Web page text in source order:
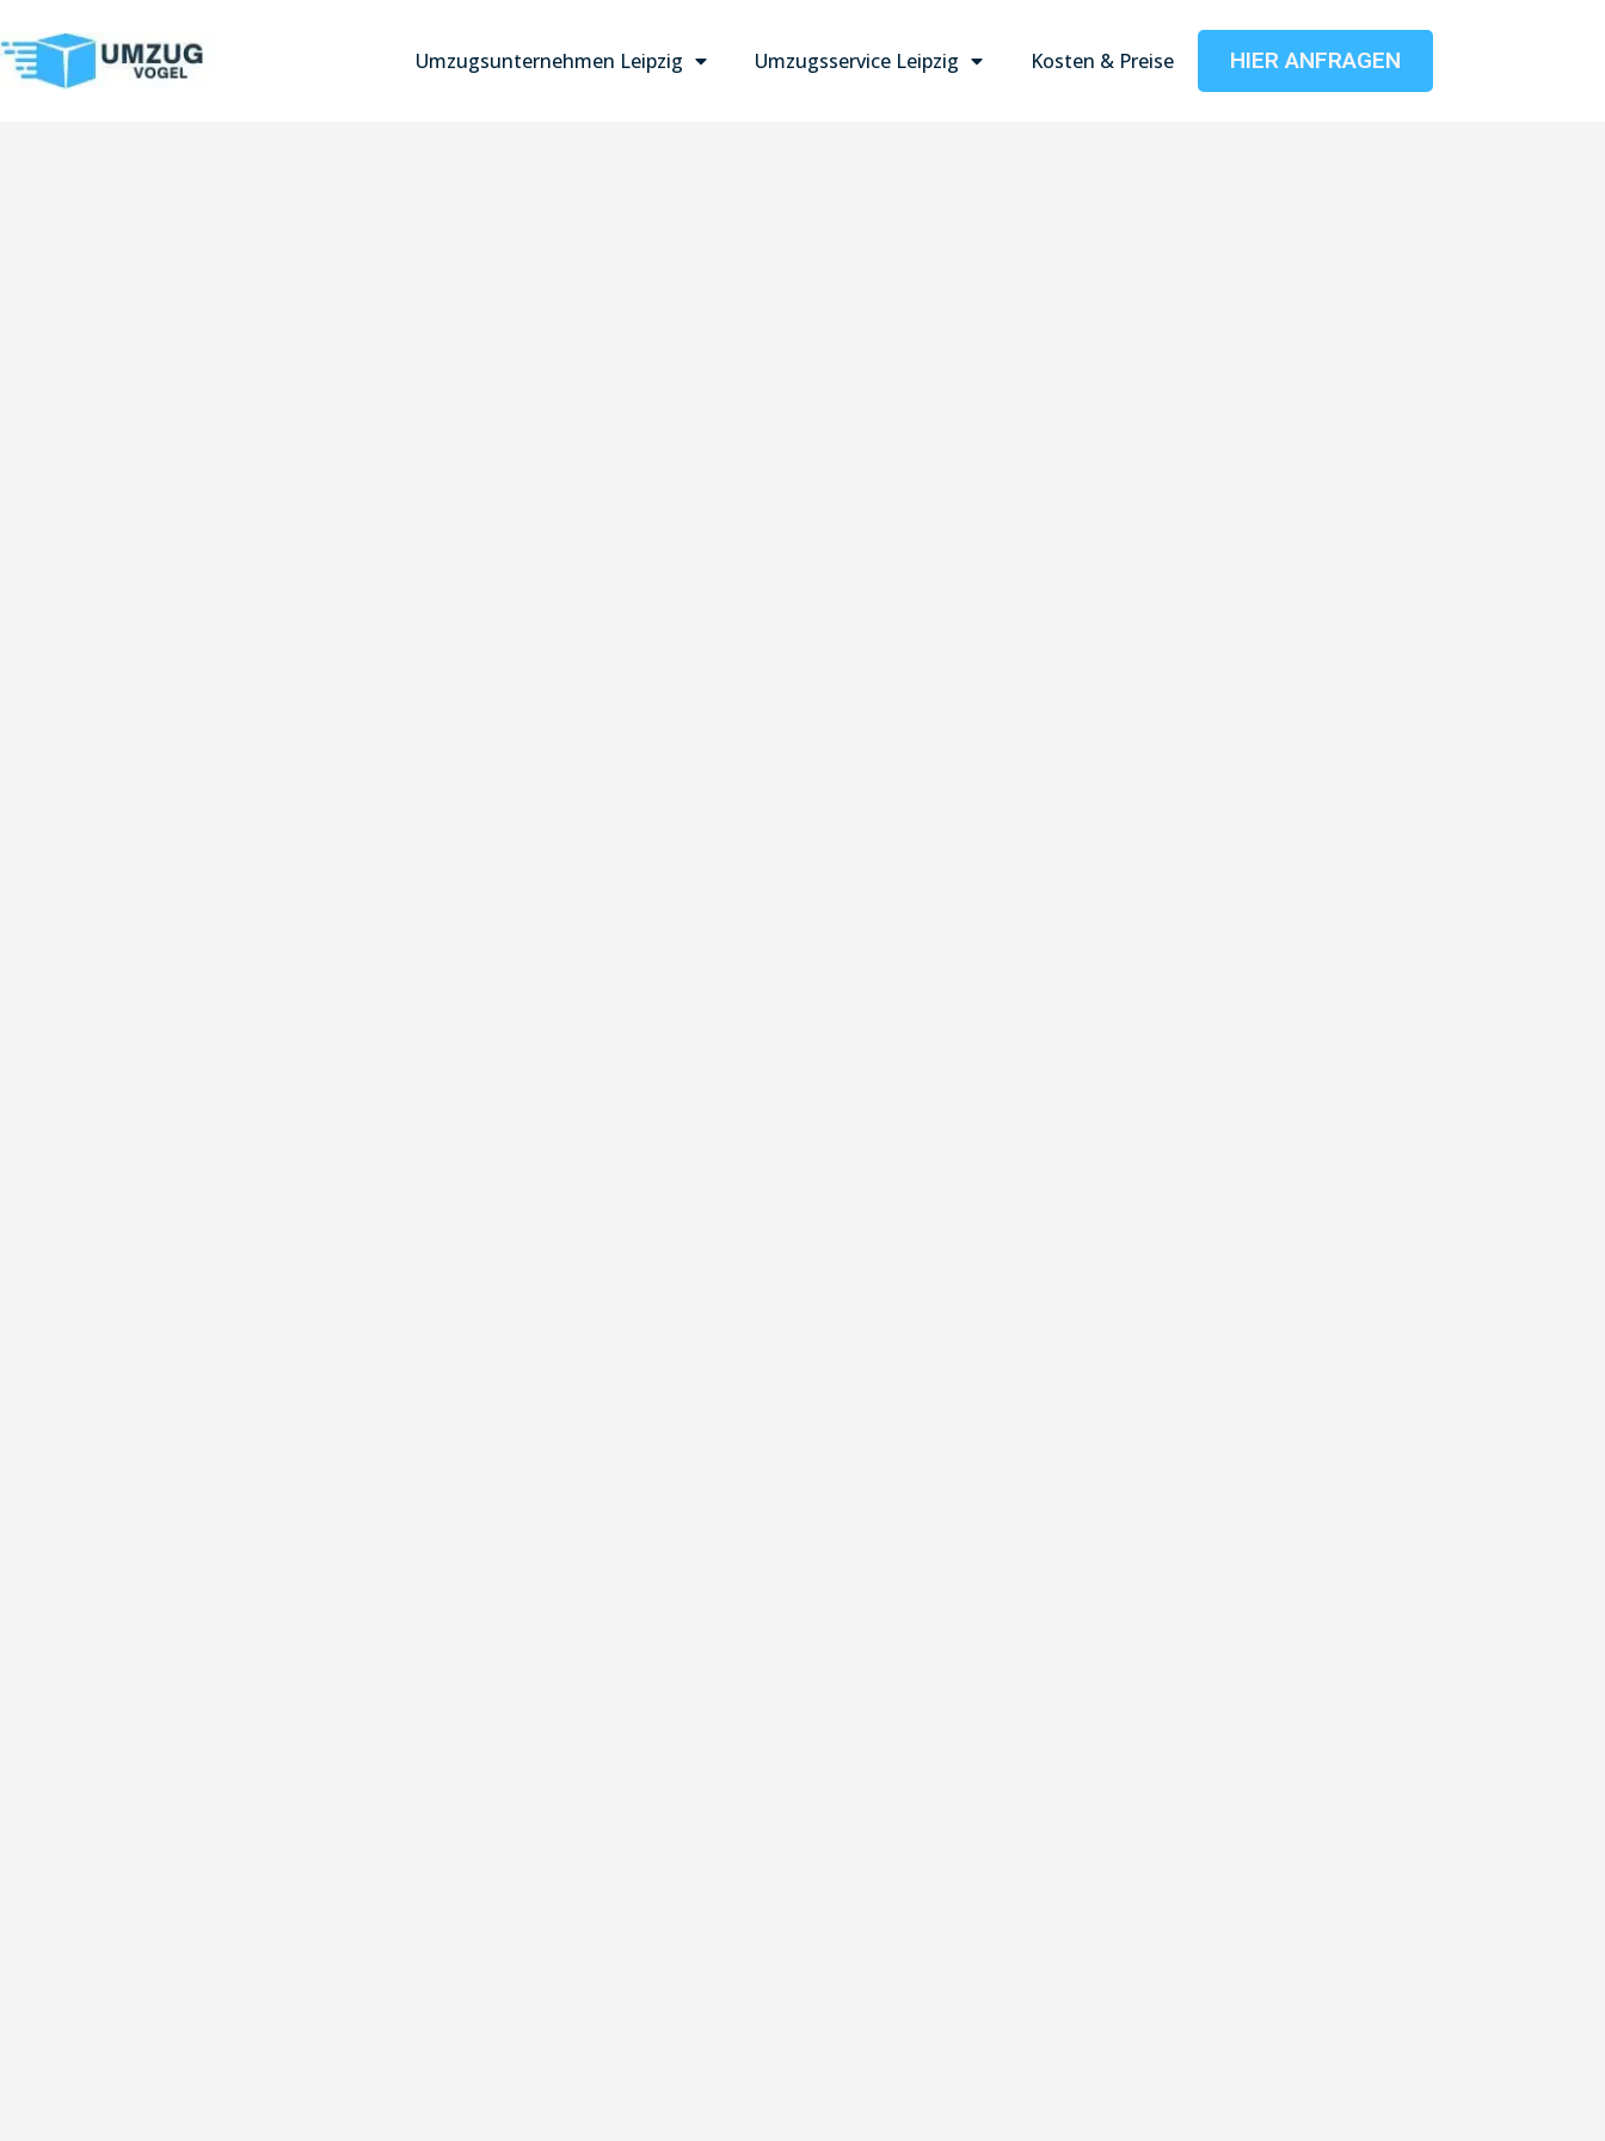
Umzugsunternehmen Leipzig Umzugsservice Leipzig Kosten & Preise HIER ANFRAGEN